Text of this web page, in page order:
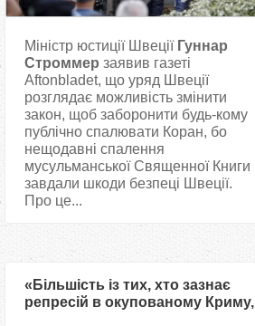
Міністр юстиції Швеції Гуннар
Строммер заявив газеті
Aftonbladet, що уряд Швеції
розглядає можливість змінити
закон, щоб заборонити будь-кому
публічно спалювати Коран, бо
нещодавні спалення
мусульманської Священної Книги
завдали шкоди безпеці Швеції.
Про це...
«Більшість із тих, хто зазнає
репресій в окупованому Криму,